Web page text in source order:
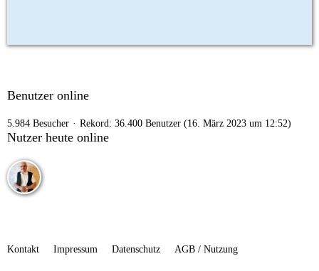
Benutzer online
5.984 Besucher Rekord: 36.400 Benutzer (16. März 2023 um 12:52)
Nutzer heute online
Kontakt Impressum Datenschutz AGB / Nutzung